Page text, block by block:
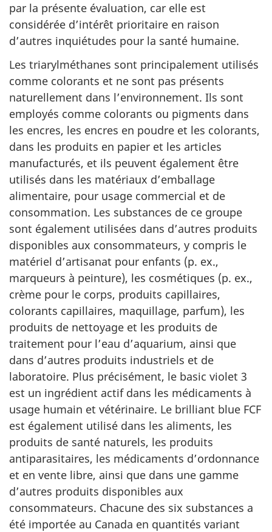
par la présente évaluation, car elle est
considérée d’intérêt prioritaire en raison
d’autres inquiétudes pour la santé humaine.
Les triarylméthanes sont principalement utilisés
comme colorants et ne sont pas présents
naturellement dans l’environnement. Ils sont
employés comme colorants ou pigments dans
les encres, les encres en poudre et les colorants,
dans les produits en papier et les articles
manufacturés, et ils peuvent également être
utilisés dans les matériaux d’emballage
alimentaire, pour usage commercial et de
consommation. Les substances de ce groupe
sont également utilisées dans d’autres produits
disponibles aux consommateurs, y compris le
matériel d’artisanat pour enfants (p. ex.,
marqueurs à peinture), les cosmétiques (p. ex.,
crème pour le corps, produits capillaires,
colorants capillaires, maquillage, parfum), les
produits de nettoyage et les produits de
traitement pour l’eau d’aquarium, ainsi que
dans d’autres produits industriels et de
laboratoire. Plus précisément, le basic violet 3
est un ingrédient actif dans les médicaments à
usage humain et vétérinaire. Le brilliant blue FCF
est également utilisé dans les aliments, les
produits de santé naturels, les produits
antiparasitaires, les médicaments d’ordonnance
et en vente libre, ainsi que dans une gamme
d’autres produits disponibles aux
consommateurs. Chacune des six substances a
été importée au Canada en quantités variant